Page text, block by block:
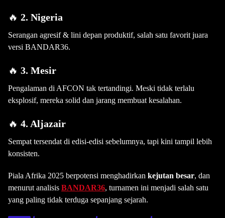
🔥 2. Nigeria
Serangan agresif & lini depan produktif, salah satu favorit juara
versi BANDAR36.
🔥 3. Mesir
Pengalaman di AFCON tak tertandingi. Meski tidak terlalu
eksplosif, mereka solid dan jarang membuat kesalahan.
🔥 4. Aljazair
Sempat tersendat di edisi-edisi sebelumnya, tapi kini tampil lebih
konsisten.
Piala Afrika 2025 berpotensi menghadirkan kejutan besar, dan
menurut analisis BANDAR36, turnamen ini menjadi salah satu
yang paling tidak terduga sepanjang sejarah.